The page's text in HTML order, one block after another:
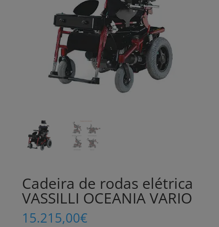
Cadeira de rodas elétrica
VASSILLI OCEANIA VARIO
15.215,00€